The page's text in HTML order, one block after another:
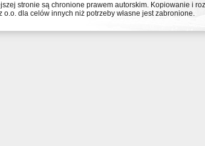
stronie są chronione prawem autorskim. Kopiowanie i
o.o. dla celów innych niż potrzeby własne jest zabronione.